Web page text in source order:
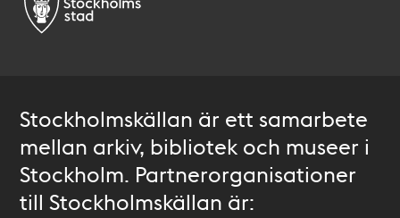
Stockholmskällan är ett samarbete
mellan arkiv, bibliotek och museer i
Stockholm. Partnerorganisationer
till Stockholmskällan är: